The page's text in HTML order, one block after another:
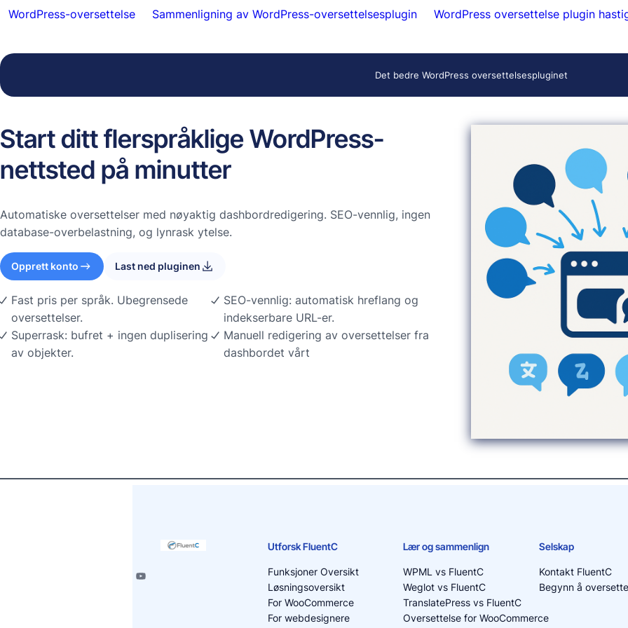
WordPress-oversettelse Sammenligning av WordPress-oversettelsesplugin WordPress oversettelse plugin
Det bedre WordPress oversettelsespluginet
Start ditt flerspråklige WordPress-
nettsted på minutter
Automatiske oversettelser med nøyaktig dashbordredigering. SEO-vennlig, ingen
database-overbelastning, og lynrask ytelse.
Opprett konto Last ned pluginen
Fast pris per språk. Ubegrensede
oversettelser.
Superrask: bufret + ingen duplisering
av objekter.
SEO-vennlig: automatisk hreflang og
indekserbare URL-er.
Manuell redigering av oversettelser fra
dashbordet vårt
Utforsk FluentC
Funksjoner Oversikt
Løsningsoversikt
For WooCommerce
For webdesignere
Lær og sammenlign
WPML vs FluentC
Weglot vs FluentC
TranslatePress vs FluentC
Oversettelse for WooCommerce
Selskap
Kontakt FluentC
Begynn å